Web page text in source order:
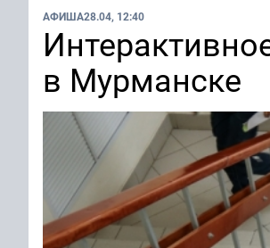
АФИША28.04, 12:40
в Мурманске